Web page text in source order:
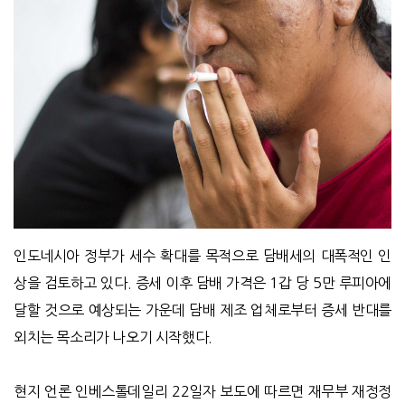
인도네시아 정부가 세수 확대를 목적으로 담배세의 대폭적인 인
상을 검토하고 있다. 증세 이후 담배 가격은 1갑 당 5만 루피아에
달할 것으로 예상되는 가운데 담배 제조 업체로부터 증세 반대를
외치는 목소리가 나오기 시작했다.
현지 언론 인베스톨데일리 22일자 보도에 따르면 재무부 재정정